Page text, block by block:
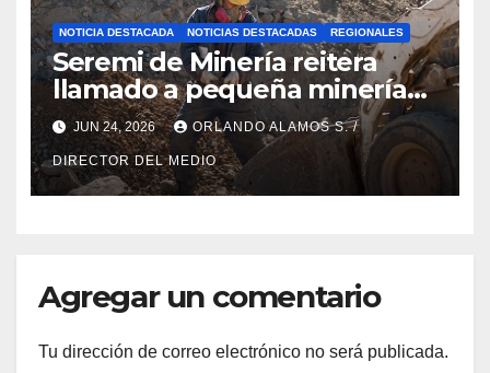
NOTICIA DESTACADA NOTICIAS DESTACADAS REGIONALES
Seremi de Minería reitera
llamado a pequeña minería
para postulaciones PAMMA
Equipa y Desarrolla 2026
JUN 24, 2026 ORLANDO ALAMOS S. /
DIRECTOR DEL MEDIO
Agregar un comentario
Tu dirección de correo electrónico no será publicada.